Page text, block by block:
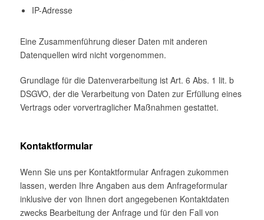
IP-Adresse
Eine Zusammenführung dieser Daten mit anderen
Datenquellen wird nicht vorgenommen.
Grundlage für die Datenverarbeitung ist Art. 6 Abs. 1 lit. b
DSGVO, der die Verarbeitung von Daten zur Erfüllung eines
Vertrags oder vorvertraglicher Maßnahmen gestattet.
Kontaktformular
Wenn Sie uns per Kontaktformular Anfragen zukommen
lassen, werden Ihre Angaben aus dem Anfrageformular
inklusive der von Ihnen dort angegebenen Kontaktdaten
zwecks Bearbeitung der Anfrage und für den Fall von